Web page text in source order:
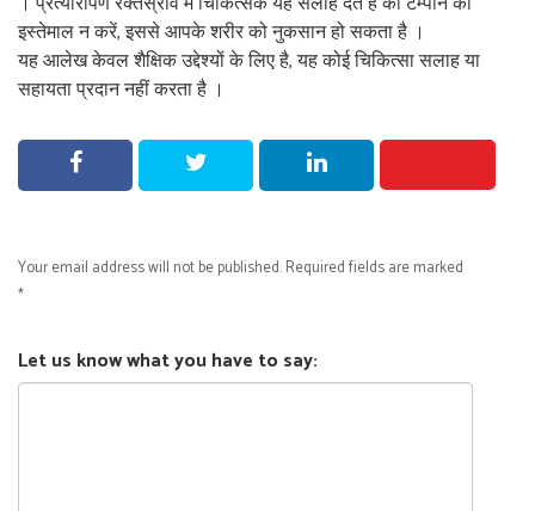
इस्तेमाल न करें, इससे आपके शरीर को नुकसान हो सकता है ।
यह आलेख केवल शैक्षिक उद्देश्यों के लिए है, यह कोई चिकित्सा सलाह या
सहायता प्रदान नहीं करता है ।
Your email address will not be published.Required fields are marked
*
Let us know what you have to say: